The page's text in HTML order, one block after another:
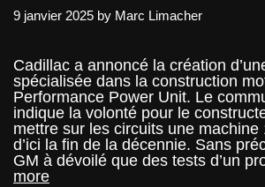
9 janvier 2025 by Marc Limacher
Cadillac a annoncé la création
spécialisée dans la construction
Performance Power Unit. Le
indique la volonté pour le
mettre sur les circuits une machine
d’ici la fin de la décennie. Sans
GM à dévoilé que des tests d’un
moreCadillac